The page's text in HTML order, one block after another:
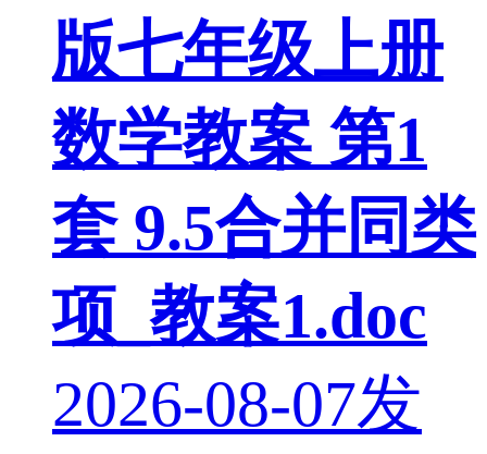
版七年级上册
数学教案 第1
套 9.5合并同类
项_教案1.doc
2026-08-07发